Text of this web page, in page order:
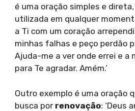
é uma oração simples e
utilizada em qualquer
a Ti com um coração
minhas falhas e peço perdão
Ajuda-me a ver onde errei e a
para Te agradar. Amém.’
Outro exemplo é uma oração
busca por renovação: ‘Deus